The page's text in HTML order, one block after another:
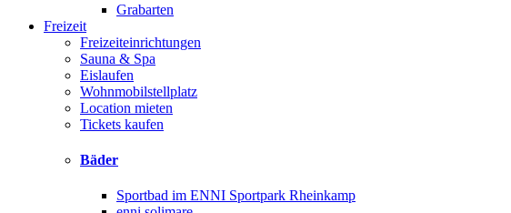
Grabarten
Freizeit
Freizeiteinrichtungen
Sauna & Spa
Eislaufen
Wohnmobilstellplatz
Location mieten
Tickets kaufen
Bäder
Sportbad im ENNI Sportpark Rheinkamp